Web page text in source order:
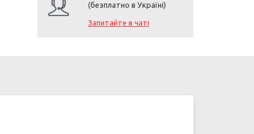
(безплатно в Україні)
Запитайте в чаті